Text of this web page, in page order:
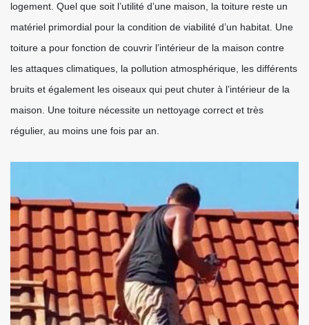
logement. Quel que soit l’utilité d’une maison, la toiture reste un
matériel primordial pour la condition de viabilité d’un habitat. Une
toiture a pour fonction de couvrir l’intérieur de la maison contre
les attaques climatiques, la pollution atmosphérique, les différents
bruits et également les oiseaux qui peut chuter à l’intérieur de la
maison. Une toiture nécessite un nettoyage correct et très
régulier, au moins une fois par an.